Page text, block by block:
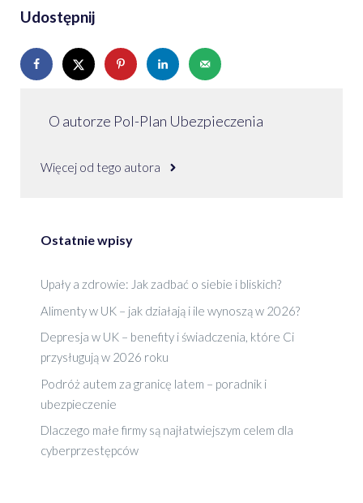
Udostępnij
O autorze Pol-Plan Ubezpieczenia
Więcej od tego autora
Ostatnie wpisy
Upały a zdrowie: Jak zadbać o siebie i bliskich?
Alimenty w UK – jak działają i ile wynoszą w 2026?
Depresja w UK – benefity i świadczenia, które Ci
przysługują w 2026 roku
Podróż autem za granicę latem – poradnik i
ubezpieczenie
Dlaczego małe firmy są najłatwiejszym celem dla
cyberprzestępców